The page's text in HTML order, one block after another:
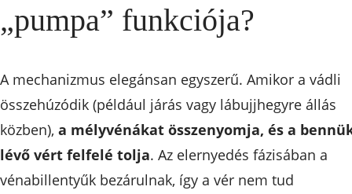
„pumpa” funkciója?
A mechanizmus elegánsan egyszerű. Amikor a vádli
összehúzódik (például járás vagy lábujjhegyre állás
közben), a mélyvénákat összenyomja, és a
lévő vért felfelé tolja. Az elernyedés fázisában a
vénabillentyűk bezárulnak, így a vér nem tud